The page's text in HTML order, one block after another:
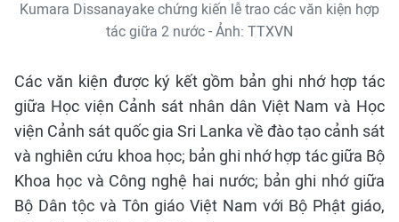
Kumara Dissanayake chứng kiến lễ trao các văn kiện hợp
tác giữa 2 nước - Ảnh: TTXVN
Các văn kiện được ký kết gồm bản ghi nhớ hợp tác
giữa Học viện Cảnh sát nhân dân Việt Nam và Học
viện Cảnh sát quốc gia Sri Lanka về đào tạo cảnh sát
và nghiên cứu khoa học; bản ghi nhớ hợp tác giữa Bộ
Khoa học và Công nghệ hai nước; bản ghi nhớ giữa
Bộ Dân tộc và Tôn giáo Việt Nam với Bộ Phật giáo,